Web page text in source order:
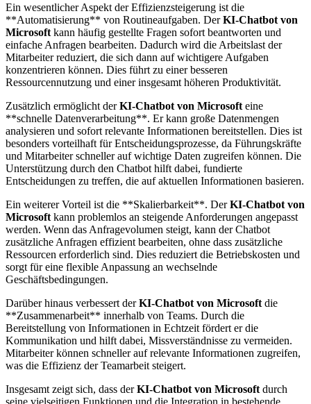
Ein wesentlicher Aspekt der Effizienzsteigerung ist die
**Automatisierung** von Routineaufgaben. DerKI-Chatbot von
Microsoft kann häufig gestellte Fragen sofort beantworten und
einfache Anfragen bearbeiten. Dadurch wird die Arbeitslast der
Mitarbeiter reduziert, die sich dann auf wichtigere Aufgaben
konzentrieren können. Dies führt zu einer besseren
Ressourcennutzung und einer insgesamt höheren Produktivität.
Zusätzlich ermöglicht derKI-Chatbot von Microsoft eine
**schnelle Datenverarbeitung**. Er kann große Datenmengen
analysieren und sofort relevante Informationen bereitstellen. Dies ist
besonders vorteilhaft für Entscheidungsprozesse, da Führungskräfte
und Mitarbeiter schneller auf wichtige Daten zugreifen können. Die
Unterstützung durch den Chatbot hilft dabei, fundierte
Entscheidungen zu treffen, die auf aktuellen Informationen basieren.
Ein weiterer Vorteil ist die **Skalierbarkeit**. DerKI-Chatbot von
Microsoft kann problemlos an steigende Anforderungen angepasst
werden. Wenn das Anfragevolumen steigt, kann der Chatbot
zusätzliche Anfragen effizient bearbeiten, ohne dass zusätzliche
Ressourcen erforderlich sind. Dies reduziert die Betriebskosten und
sorgt für eine flexible Anpassung an wechselnde
Geschäftsbedingungen.
Darüber hinaus verbessert derKI-Chatbot von Microsoft die
**Zusammenarbeit** innerhalb von Teams. Durch die
Bereitstellung von Informationen in Echtzeit fördert er die
Kommunikation und hilft dabei, Missverständnisse zu vermeiden.
Mitarbeiter können schneller auf relevante Informationen zugreifen,
was die Effizienz der Teamarbeit steigert.
Insgesamt zeigt sich, dass derKI-Chatbot von Microsoft durch
seine vielseitigen Funktionen und die Integration in bestehende